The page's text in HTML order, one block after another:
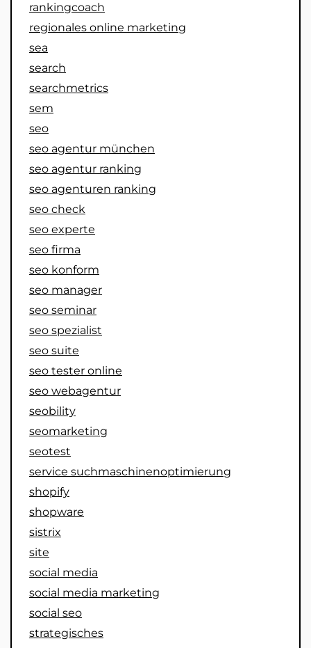
rankingcoach
regionales online marketing
sea
search
searchmetrics
sem
seo
seo agentur münchen
seo agentur ranking
seo agenturen ranking
seo check
seo experte
seo firma
seo konform
seo manager
seo seminar
seo spezialist
seo suite
seo tester online
seo webagentur
seobility
seomarketing
seotest
service suchmaschinenoptimierung
shopify
shopware
sistrix
site
social media
social media marketing
social seo
strategisches